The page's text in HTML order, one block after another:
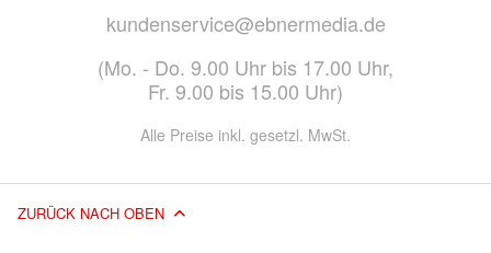
kundenservice@ebnermedia.de
(Mo. - Do. 9.00 Uhr bis 17.00 Uhr,
Fr. 9.00 bis 15.00 Uhr)
Alle Preise inkl. gesetzl. MwSt.
ZURÜCK NACH OBEN